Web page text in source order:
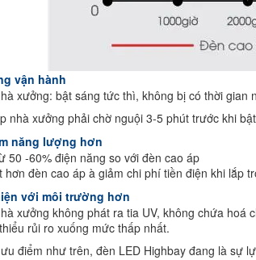
vận hành
xưởng: bật sáng tức thì, không bị có thời
nhà xưởng phải chờ nguội 3-5 phút trước khi
năng lượng hơn
50 -60% điện năng so với đèn cao áp
hơn đèn cao áp à giảm chi phí tiền điện khi lắp
với môi trường hơn
xưởng không phát ra tia UV, không chứa hoá
rủi ro xuống mức thấp nhất.
điểm như trên, đèn LED Highbay đang là sự